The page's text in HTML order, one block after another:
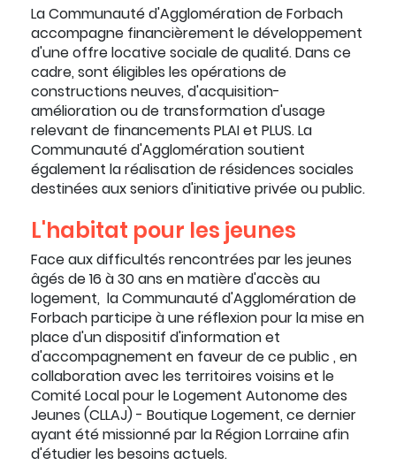
La Communauté d'Agglomération de Forbach
accompagne financièrement le développement
d'une offre locative sociale de qualité. Dans ce
cadre, sont éligibles les opérations de
constructions neuves, d'acquisition-
amélioration ou de transformation d'usage
relevant de financements PLAI et PLUS. La
Communauté d'Agglomération soutient
également la réalisation de résidences sociales
destinées aux seniors d'initiative privée ou public.
L'habitat pour les jeunes
Face aux difficultés rencontrées par les jeunes
âgés de 16 à 30 ans en matière d'accès au
logement, la Communauté d'Agglomération de
Forbach participe à une réflexion pour la mise en
place d'un dispositif d'information et
d'accompagnement en faveur de ce public , en
collaboration avec les territoires voisins et le
Comité Local pour le Logement Autonome des
Jeunes (CLLAJ) - Boutique Logement, ce dernier
ayant été missionné par la Région Lorraine afin
d'étudier les besoins actuels.